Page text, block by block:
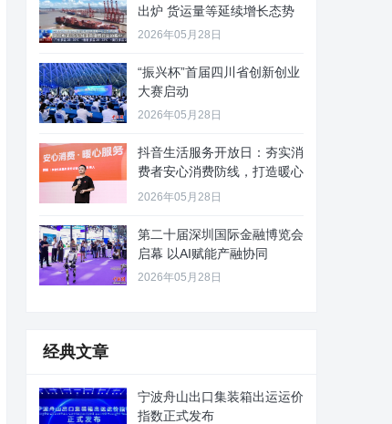
出炉 货运量等延续增长态势
2026年05月28日
“振兴杯”首届四川省创新创业
大赛启动
2026年05月28日
抖音生活服务开放日：夯实消
费者安心消费防线，打造暖心
服务
2026年05月28日
第二十届深圳国际金融博览会
启幕 以AI赋能产融协同
2026年05月28日
经典文章
宁波舟山出口集装箱出运运价
指数正式发布